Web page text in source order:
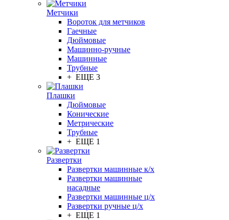
Метчики
Вороток для метчиков
Гаечные
Дюймовые
Машинно-ручные
Машинные
Трубные
+ ЕЩЕ 3
Плашки
Дюймовые
Конические
Метрические
Трубные
+ ЕЩЕ 1
Развертки
Развертки машинные к/х
Развертки машинные
насадные
Развертки машинные ц/х
Развертки ручные ц/х
+ ЕЩЕ 1